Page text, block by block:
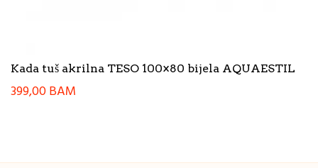
Kada tuš akrilna TESO 100×80 bijela AQUAESTIL
399,00BAM